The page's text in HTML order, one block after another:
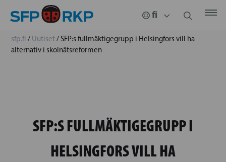
sfp.fi / Uutiset/ SFP:s fullmäktigegrupp i Helsingfors vill ha
alternativ i skolnätsreformen
SFP:S FULLMÄKTIGEGRUPP I
HELSINGFORS VILL HA